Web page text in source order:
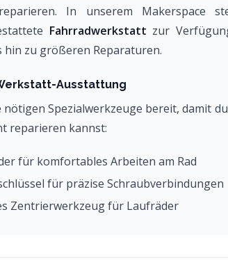
In unserem Makerspace
Fahrradwerkstatt zur
hin zu größeren Reparaturen.
Ausstattung
Spezialwerkzeuge bereit, damit
reparieren kannst:
für komfortables Arbeiten am Rad
für präzise Schraubverbindungen
Zentrierwerkzeug für Laufräder